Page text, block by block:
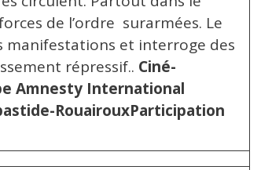
de l’ordre surarmées. Le
manifestations et interroge des
répressif.. Ciné-
Amnesty International
RouairouxParticipation